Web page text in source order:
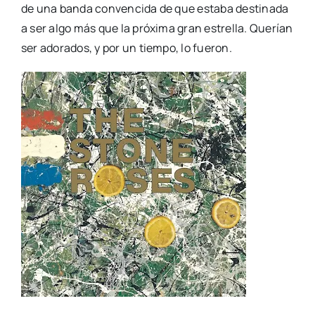
de una banda convencida de que estaba destinada
a ser algo más que la próxima gran estrella. Querían
ser adorados, y por un tiempo, lo fueron.